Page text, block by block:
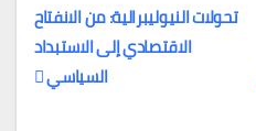
تحولات النيوليبرالية: من الانفتاح
الاقتصادي إلى الاستبداد
السياسي